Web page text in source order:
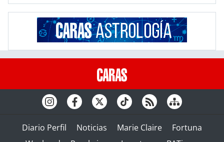
Diario Perfil Noticias Marie Claire
Fortuna